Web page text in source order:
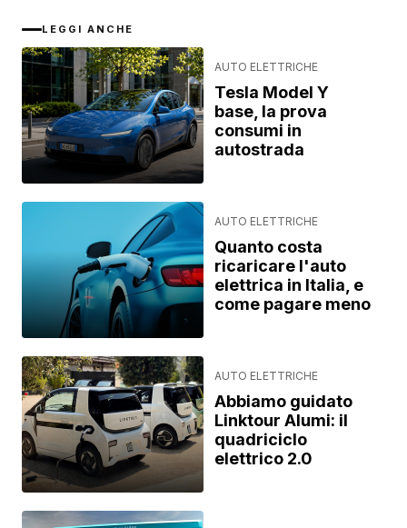
LEGGI ANCHE
AUTO ELETTRICHE
Tesla Model Y
base, la prova
consumi in
autostrada
AUTO ELETTRICHE
Quanto costa
ricaricare l'auto
elettrica in Italia, e
come pagare meno
AUTO ELETTRICHE
Abbiamo guidato
Linktour Alumi: il
quadriciclo
elettrico 2.0